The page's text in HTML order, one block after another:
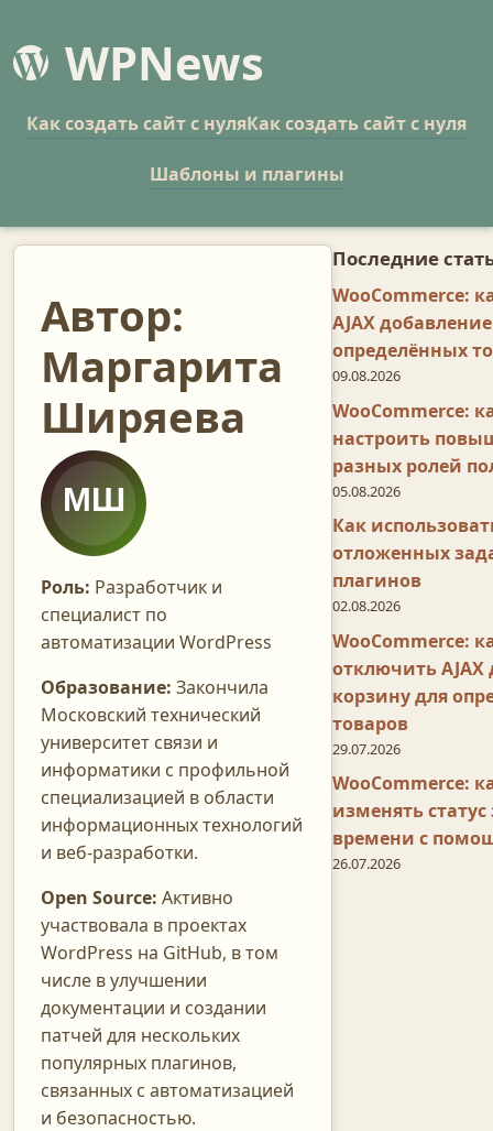
WPNews
Как создать сайт с нуляКак создать сайт с нуля
Шаблоны и плагины
Автор:
Маргарита
Ширяева
Роль: Разработчик и
специалист по
автоматизации WordPress
Образование: Закончила
Московский технический
университет связи и
информатики с профильной
специализацией в области
информационных технологий
и веб-разработки.
Open Source: Активно
участвовала в проектах
WordPress на GitHub, в том
числе в улучшении
документации и создании
патчей для нескольких
популярных плагинов,
связанных с автоматизацией
и безопасностью.
Последние
WooCommerce:
AJAX
определённых
09.08.2026
WooCommerce:
настроить
разных ролей
05.08.2026
Как
отложенных
плагинов
02.08.2026
WooCommerce:
отключить AJAX
корзину для
товаров
29.07.2026
WooCommerce:
изменять статус
времени с
26.07.2026